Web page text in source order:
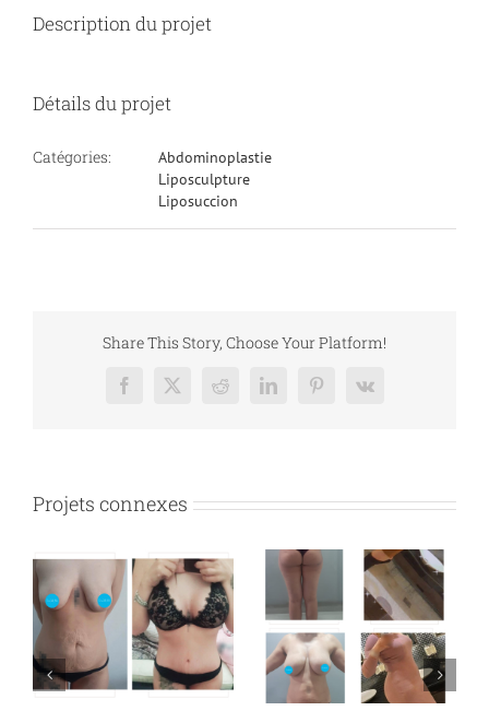
Description du projet
Détails du projet
Catégories:
Abdominoplastie
Liposculpture
Liposuccion
Share This Story, Choose Your Platform!
Facebook
X RedditLinkedInPinterest
Vk
Projets connexes